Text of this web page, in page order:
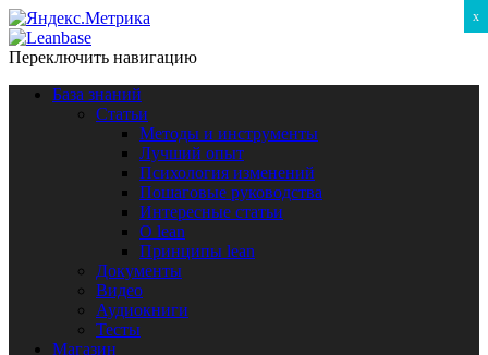
Переключить навигацию
База знаний
Статьи
Методы и инструменты
Лучший опыт
Психология изменений
Пошаговые руководства
Интересные статьи
O lean
Принципы lean
Документы
Видео
Аудиокниги
Тесты
Магазин
x